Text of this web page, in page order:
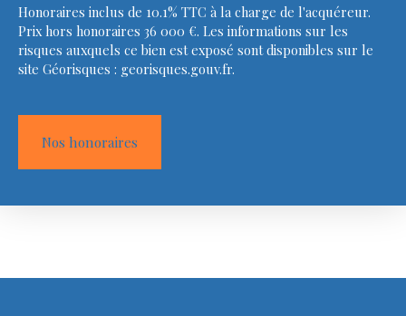
Honoraires inclus de 10.1% TTC à la charge de l'acquéreur.
Prix hors honoraires 36 000 €. Les informations sur les
risques auxquels ce bien est exposé sont disponibles sur le
site Géorisques : georisques.gouv.fr.
Nos honoraires